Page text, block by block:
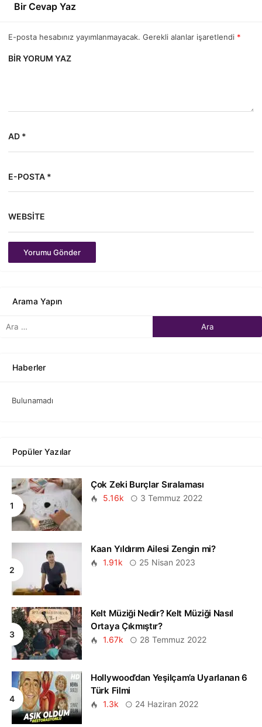
Bir Cevap Yaz
E-posta hesabınız yayımlanmayacak. Gerekli alanlar işaretlendi *
BIR YORUM YAZ
AD *
E-POSTA *
WEBSITE
Yorumu Gönder
Arama Yapın
Haberler
Bulunamadı
Popüler Yazılar
Çok Zeki Burçlar Sıralaması
5.16k 3 Temmuz 2022
Kaan Yıldırım Ailesi Zengin mi?
1.91k 25 Nisan 2023
Kelt Müziği Nedir? Kelt Müziği Nasıl
Ortaya Çıkmıştır?
1.67k 28 Temmuz 2022
Hollywood’dan Yeşilçam’a Uyarlanan 6
Türk Filmi
1.3k 24 Haziran 2022